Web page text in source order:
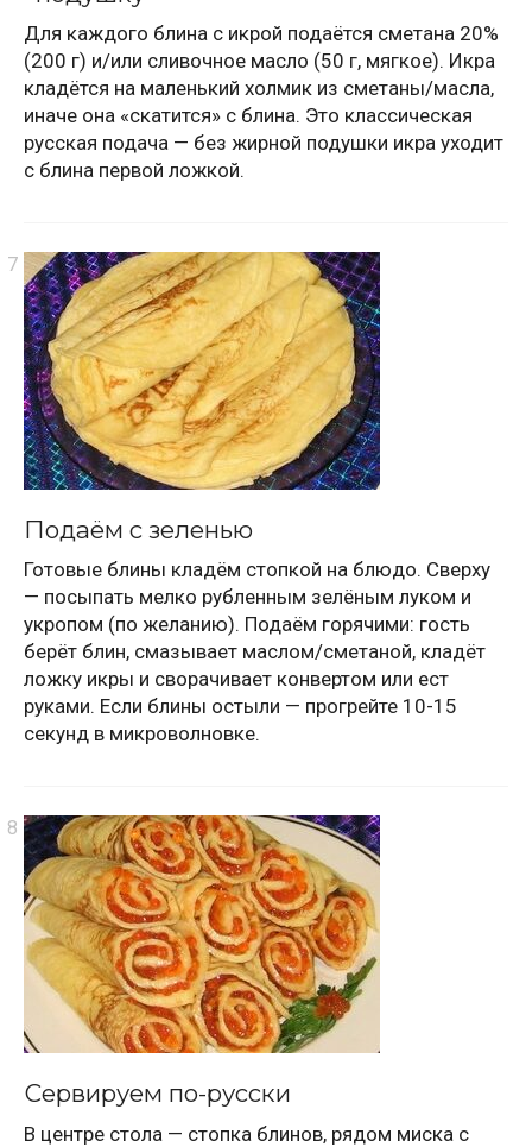
Для каждого блина с икрой подаётся сметана 20%
(200 г) и/или сливочное масло (50 г, мягкое). Икра
кладётся на маленький холмик из сметаны/масла,
иначе она «скатится» с блина. Это классическая
русская подача — без жирной подушки икра уходит
с блина первой ложкой.
Подаём с зеленью
Готовые блины кладём стопкой на блюдо. Сверху
— посыпать мелко рубленным зелёным луком и
укропом (по желанию). Подаём горячими: гость
берёт блин, смазывает маслом/сметаной, кладёт
ложку икры и сворачивает конвертом или ест
руками. Если блины остыли — прогрейте 10-15
секунд в микроволновке.
Сервируем по-русски
В центре стола — стопка блинов, рядом миска с